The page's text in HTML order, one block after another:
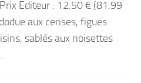
Editeur : 12.50 € (81.99
aux cerises, figues
sablés aux noisettes